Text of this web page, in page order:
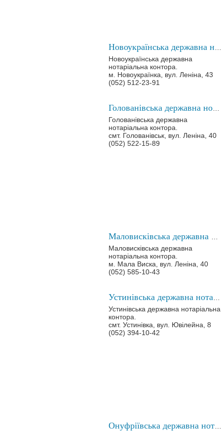
Новоукраїнська державна
нотаріальна контора.
м. Новоукраїнка, вул. Леніна, 43
(052) 512-23-91
Голованівська державна
нотаріальна контора.
смт. Голованівськ, вул. Леніна, 40
(052) 522-15-89
Маловисківська державна
нотаріальна контора.
м. Мала Виска, вул. Леніна, 40
(052) 585-10-43
Устинівська державна нотаріальна
контора.
смт. Устинівка, вул. Ювілейна, 8
(052) 394-10-42